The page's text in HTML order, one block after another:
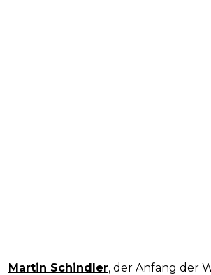
Martin Schindler, der Anfang der